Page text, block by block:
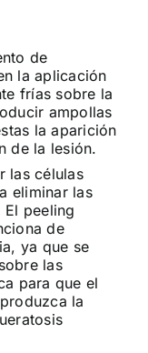
de
la aplicación
frías sobre la
ampollas
la aparición
de la lesión.
las células
eliminar las
peeling
de
ya que se
las
para que el
la